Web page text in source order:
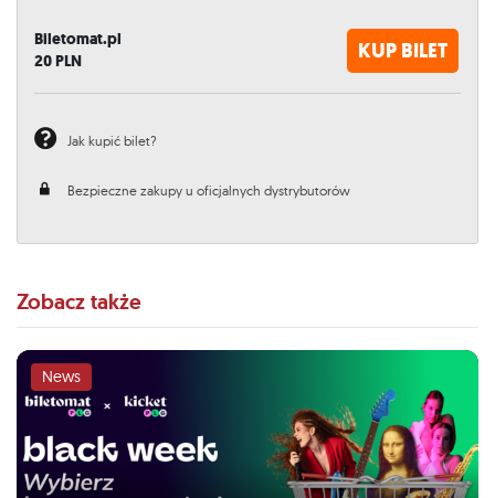
Biletomat.pl
20PLN KUP BILET
Jak kupić bilet?
Bezpieczne zakupy u oficjalnych dystrybutorów
Zobacz także
News